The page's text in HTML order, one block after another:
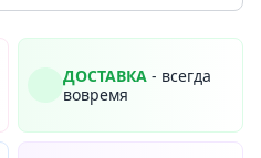
ДОСТАВКА - всегда
вовремя